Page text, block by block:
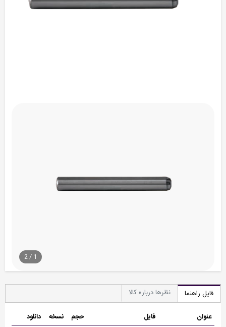
1
/
2
فایل راهنما نظرها درباره کالا
عنوان فایل حجم نسخه
دانلود